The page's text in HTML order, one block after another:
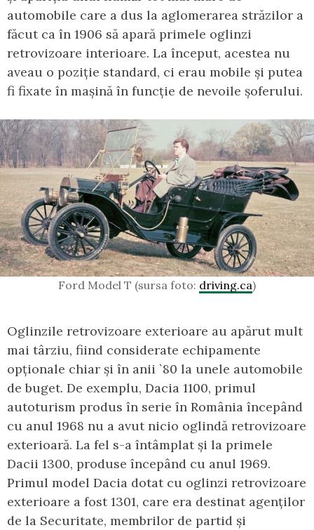
automobile care a dus la aglomerarea străzilor a
făcut ca în 1906 să apară primele oglinzi
retrovizoare interioare. La început, acestea nu
aveau o poziție standard, ci erau mobile și putea
fi fixate în mașină în funcție de nevoile șoferului.
Ford Model T (sursa foto: driving.ca)
Oglinzile retrovizoare exterioare au apărut mult
mai târziu, fiind considerate echipamente
opționale chiar și în anii `80 la unele automobile
de buget. De exemplu, Dacia 1100, primul
autoturism produs în serie în România începând
cu anul 1968 nu a avut nicio oglindă retrovizoare
exterioară. La fel s-a întâmplat și la primele
Dacii 1300, produse începând cu anul 1969.
Primul model Dacia dotat cu oglinzi retrovizoare
exterioare a fost 1301, care era destinat agenților
de la Securitate, membrilor de partid și